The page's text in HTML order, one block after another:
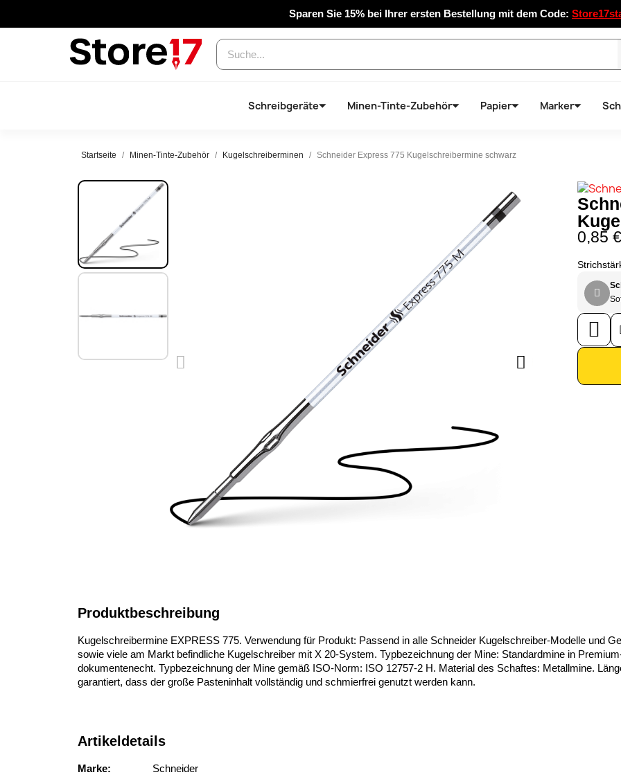
Sparen Sie 15% bei Ihrer ersten Bestellung mit dem Code:
Schreibgeräte Minen-Tinte-Zubehör Papier Marker
Startseite Minen-Tinte-Zubehör Kugelschreiberminen Schneider Express 775 Kugelschreibermine schwarz
0,85 €
Produktbeschreibung
Kugelschreibermine EXPRESS 775. Verwendung für Produkt: Passend in alle Schneider Kugelschreiber-Modelle und
sowie viele am Markt befindliche Kugelschreiber mit X 20-System. Typbezeichnung der Mine: Standardmine in
dokumentenecht. Typbezeichnung der Mine gemäß ISO-Norm: ISO 12757-2 H. Material des Schaftes: Metallmine.
garantiert, dass der große Pasteninhalt vollständig und schmierfrei genutzt werden kann.
Artikeldetails
Marke
Schneider